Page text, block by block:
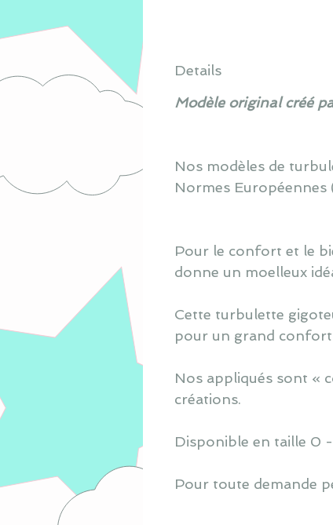
Details
Modèle original créé
Nos modèles de
Normes
Pour le confort et le
donne un moelleux
Cette turbulette
pour un grand
Nos appliqués sont «
créations.
Disponible en taille 0
Pour toute demande